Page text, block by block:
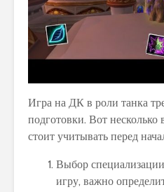
Игра на ДК в роли танка
подготовки. Вот
стоит учитывать перед
Выбор
игру, важно